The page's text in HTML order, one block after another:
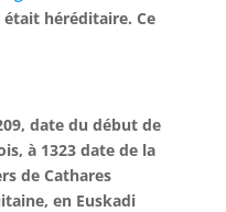
était héréditaire. Ce
date du début de
à 1323 date de la
de Cathares
en Euskadi